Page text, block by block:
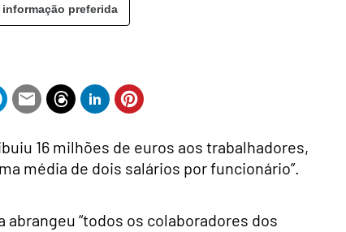
preferida
16 milhões de euros aos trabalhadores,
média de dois salários por funcionário”.
“todos os colaboradores dos